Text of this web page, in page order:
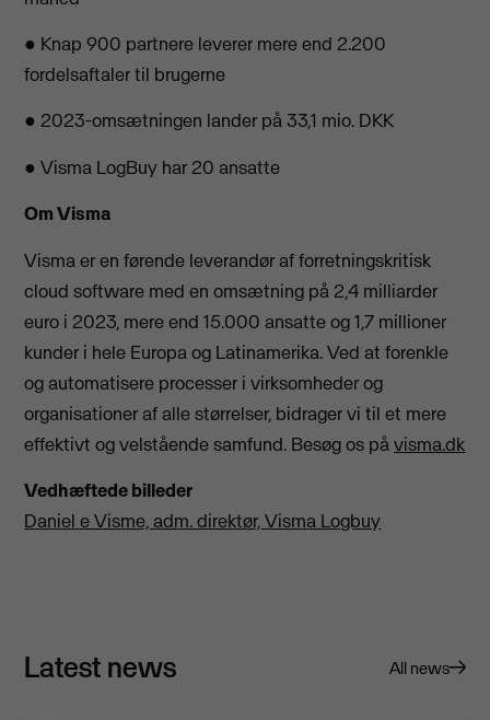
● Knap 900 partnere leverer mere end 2.200
fordelsaftaler til brugerne
● 2023-omsætningen lander på 33,1 mio. DKK
● Visma LogBuy har 20 ansatte
Om Visma
Visma er en førende leverandør af forretningskritisk
cloud software med en omsætning på 2,4 milliarder
euro i 2023, mere end 15.000 ansatte og 1,7 millioner
kunder i hele Europa og Latinamerika. Ved at forenkle
og automatisere processer i virksomheder og
organisationer af alle størrelser, bidrager vi til et mere
effektivt og velstående samfund. Besøg os påvisma.dk
Vedhæftede billeder
Daniel e Visme, adm. direktør, Visma Logbuy
Latest news All news